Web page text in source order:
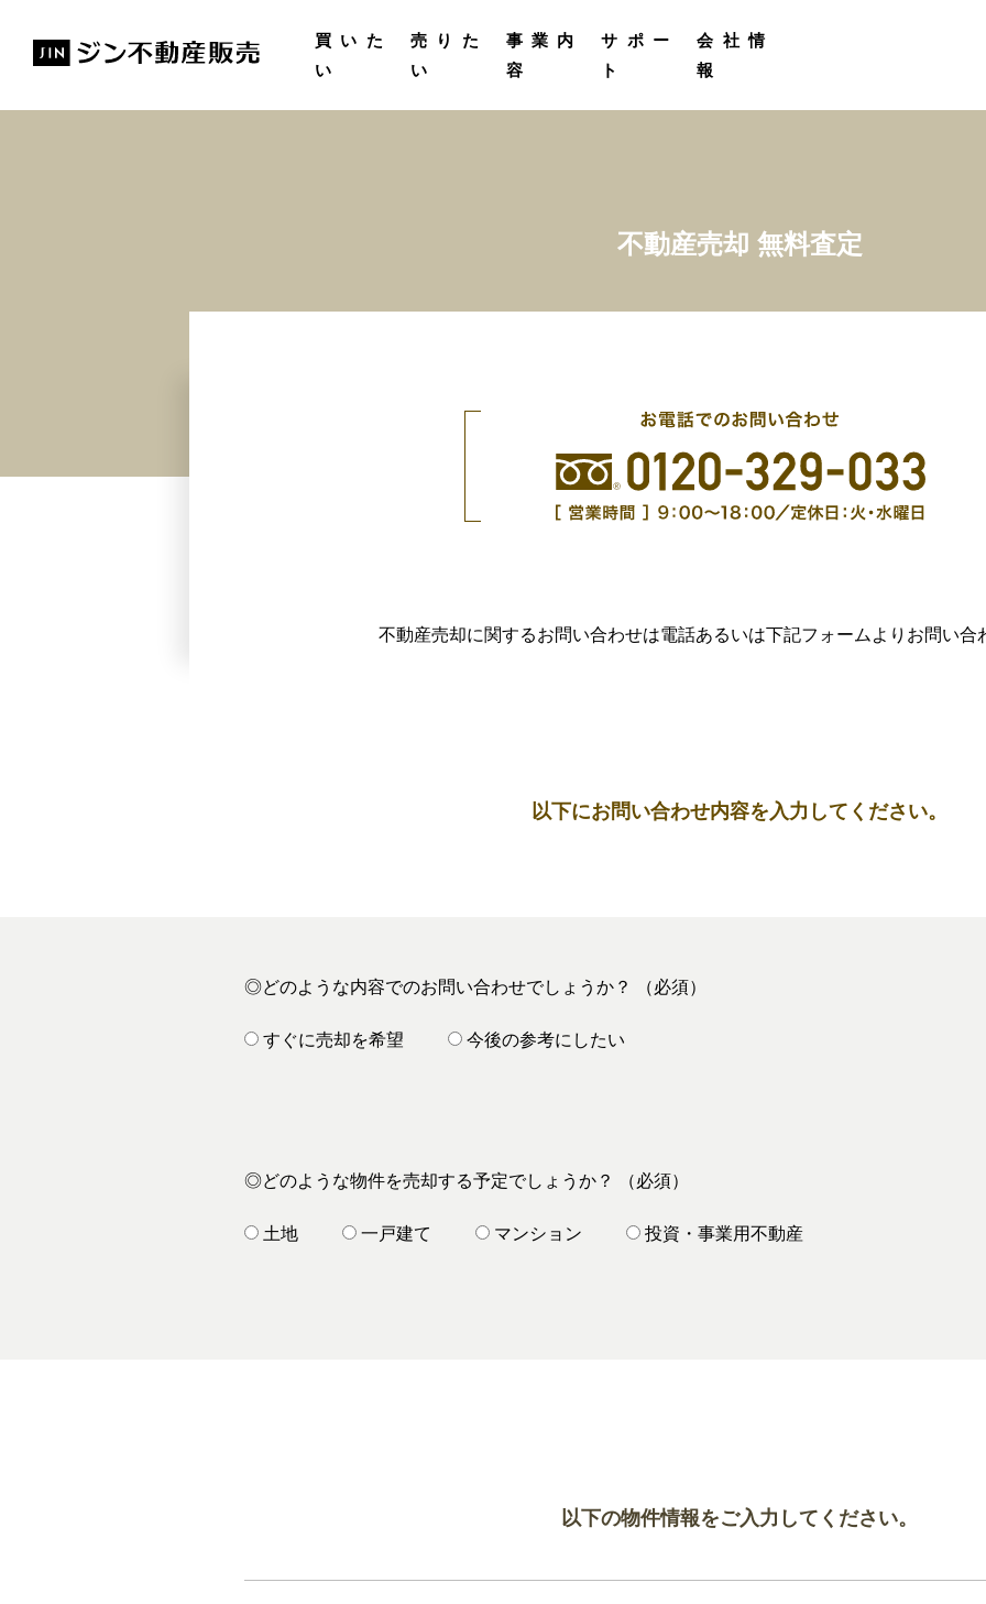
買いた
い
売りた
い
事業内
容
サポー
ト
会社情
報
不動産売却 無料査定
不動産売却に関するお問い合わせは電話あるいは下記フォームよりお問い合
以下にお問い合わせ内容を入力してください。
◎どのような内容でのお問い合わせでしょうか？ （必須）
すぐに売却を希望 今後の参考にしたい
◎どのような物件を売却する予定でしょうか？ （必須）
土地 一戸建て マンション 投資・事業用不動産
以下の物件情報をご入力してください。